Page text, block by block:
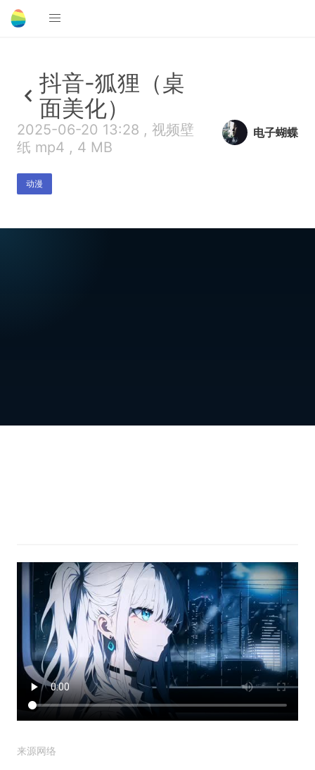
抖音-狐狸（桌
面美化）
2025-06-20 13:28 , 视频壁
纸 mp4 , 4 MB
动漫
电子蝴蝶
来源网络